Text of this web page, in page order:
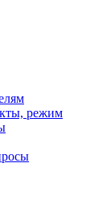
режим